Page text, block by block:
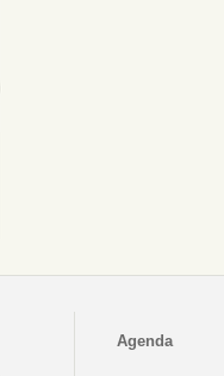
Agenda